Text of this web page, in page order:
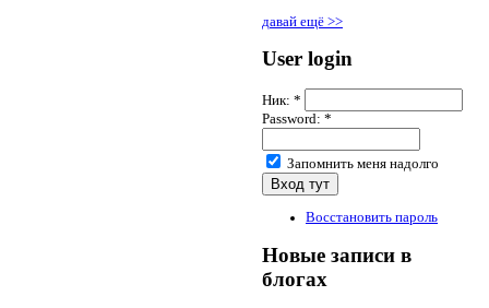
давай ещё >>
User login
Ник: *
Password: *
Запомнить меня надолго
Восстановить пароль
Новые записи в
блогах